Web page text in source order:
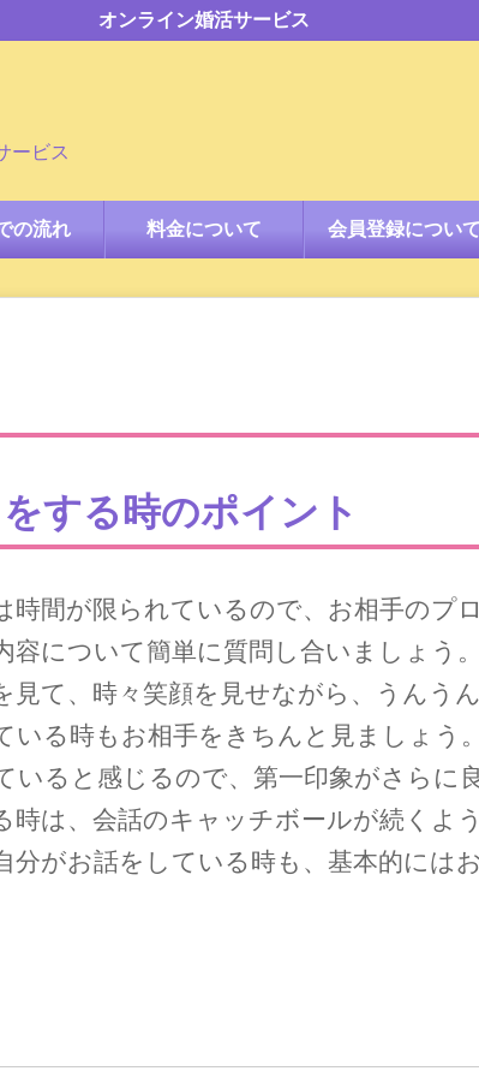
オンライン婚活サービス
ービス
の流れ 料金について 会員登録について
する時のポイント
時間が限られているので、お相手のプ
容について簡単に質問し合いましょう
見て、時々笑顔を見せながら、うんう
いる時もお相手をきちんと見ましょう
いると感じるので、第一印象がさらに
時は、会話のキャッチボールが続くよ
分がお話をしている時も、基本的には